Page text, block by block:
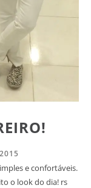
e confortáveis.
o look do dia! rs